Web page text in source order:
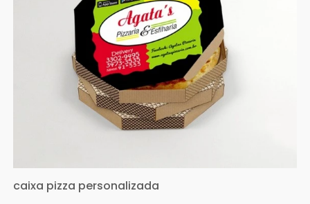
caixa pizza personalizada